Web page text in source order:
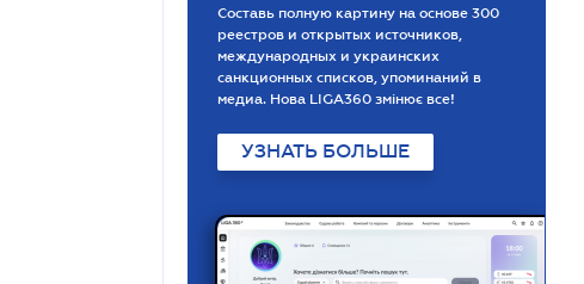
Составь полную картину на основе 300
реестров и открытых источников,
международных и украинских
санкционных списков, упоминаний в
медиа. Нова LIGA360 змінює все!
УЗНАТЬ БОЛЬШЕ